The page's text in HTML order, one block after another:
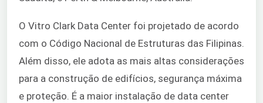
O Vitro Clark Data Center foi projetado de acordo
com o Código Nacional de Estruturas das Filipinas.
Além disso, ele adota as mais altas considerações
para a construção de edifícios, segurança máxima
e proteção. É a maior instalação de data center